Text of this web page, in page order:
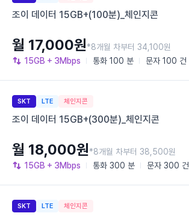
조이 데이터 15GB+(100분)_체인지콘
15GB + 3Mbps 통화 100 분 문자 100 건
월 17,000원*8개월 차부터 34,100원
SKT LTE 체인지콘
조이 데이터 15GB+(300분)_체인지콘
15GB + 3Mbps 통화 300 분 문자 300 건
월 18,000원*8개월 차부터 38,500원
SKT LTE 체인지콘